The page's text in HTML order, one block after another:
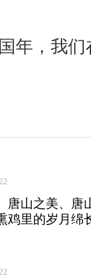
年，我
唐山之美、唐
鸡里的岁月绵